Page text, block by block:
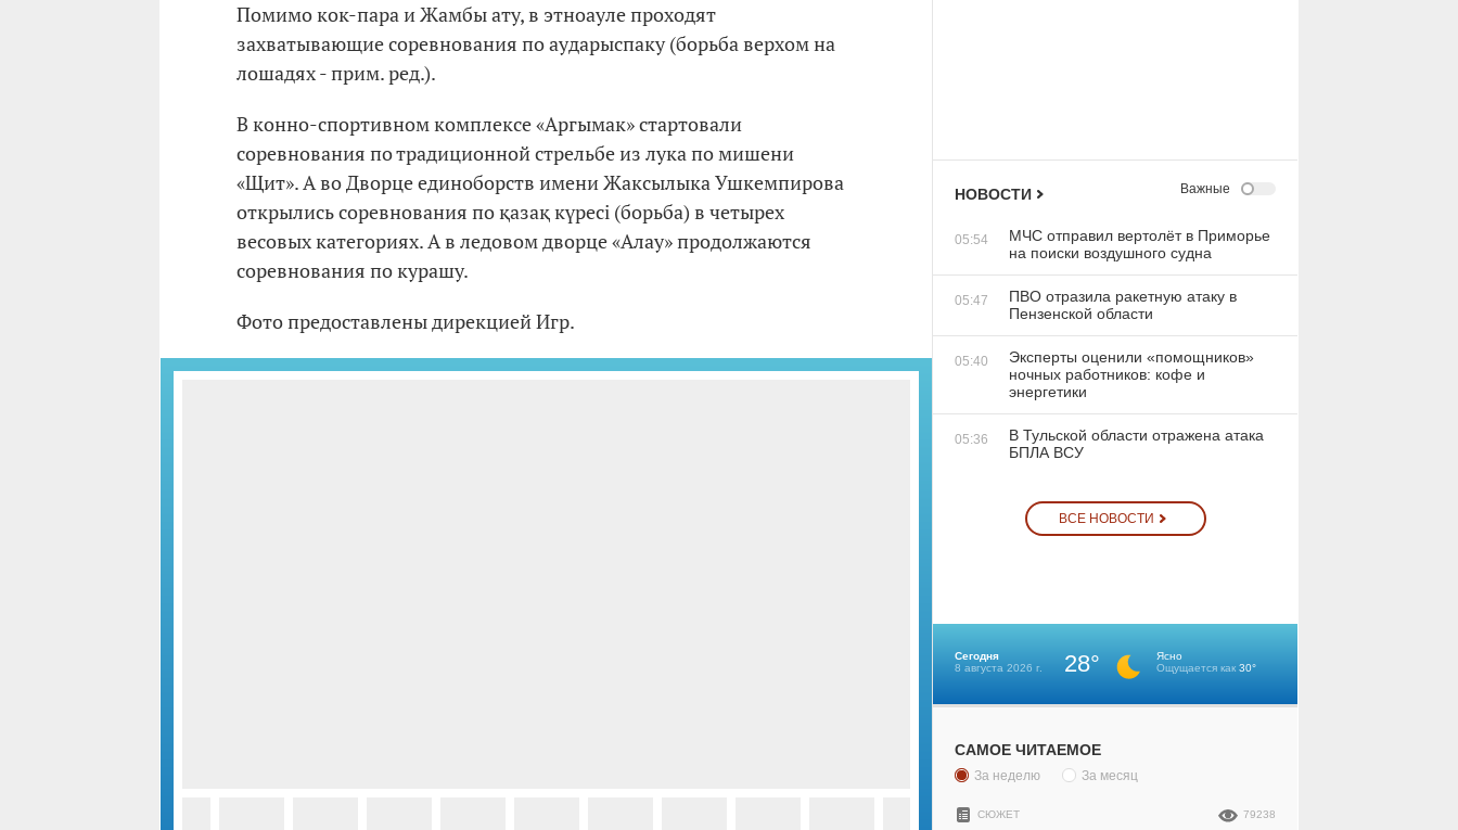
Помимо кок-пара и Жамбы ату, в этноауле проходят
захватывающие соревнования по аударыспаку (борьба верхом на
лошадях - прим. ред.).
В конно-спортивном комплексе «Аргымак» стартовали
соревнования по традиционной стрельбе из лука по мишени
«Щит». А во Дворце единоборств имени Жаксылыка Ушкемпирова
открылись соревнования по қазақ күресі (борьба) в четырех
весовых категориях. А в ледовом дворце «Алау» продолжаются
соревнования по курашу.
Фото предоставлены дирекцией Игр.
НОВОСТИ Важные
05:54
МЧС отправил вертолёт в Приморье
на поиски воздушного судна
05:47
ПВО отразила ракетную атаку в
Пензенской области
05:40
Эксперты оценили «помощников»
ночных работников: кофе и
энергетики
05:36
В Тульской области отражена атака
БПЛА ВСУ
ВСЕ НОВОСТИ
Сегодня
8 августа 2026 г.
28°
Ясно
Ощущается как 30°
САМОЕ ЧИТАЕМОЕ
За неделю За месяц
СЮЖЕТ 79238